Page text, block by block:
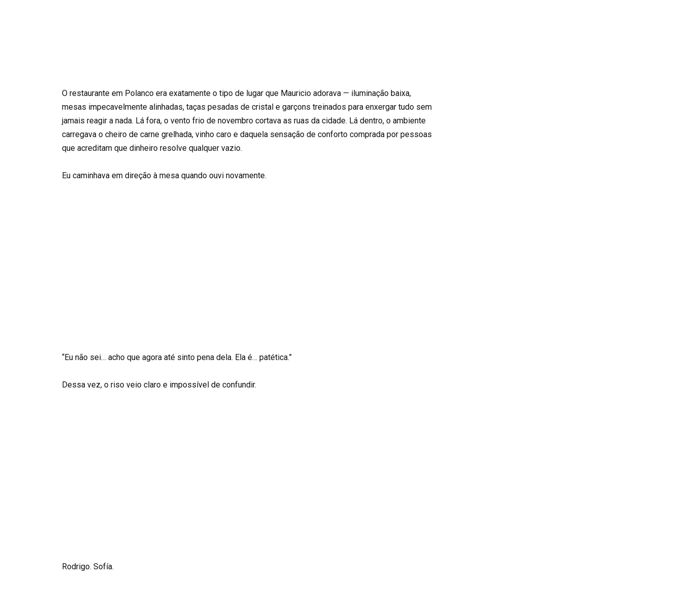
O restaurante em Polanco era exatamente o tipo de lugar que Mauricio adorava — iluminação baixa,
mesas impecavelmente alinhadas, taças pesadas de cristal e garçons treinados para enxergar tudo sem
jamais reagir a nada. Lá fora, o vento frio de novembro cortava as ruas da cidade. Lá dentro, o ambiente
carregava o cheiro de carne grelhada, vinho caro e daquela sensação de conforto comprada por pessoas
que acreditam que dinheiro resolve qualquer vazio.
Eu caminhava em direção à mesa quando ouvi novamente.
“Eu não sei… acho que agora até sinto pena dela. Ela é… patética.”
Dessa vez, o riso veio claro e impossível de confundir.
Rodrigo. Sofía.